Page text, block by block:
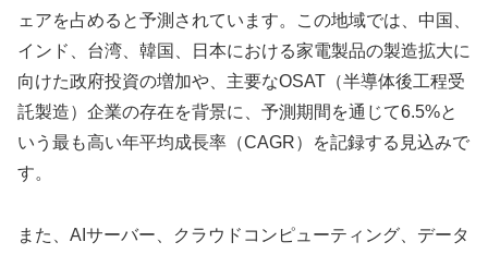
ェアを占めると予測されています。この地域では、中国、
インド、台湾、韓国、日本における家電製品の製造拡大に
向けた政府投資の増加や、主要なOSAT（半導体後工程受
託製造）企業の存在を背景に、予測期間を通じて6.5%と
いう最も高い年平均成長率（CAGR）を記録する見込みで
す。
また、AIサーバー、クラウドコンピューティング、データ